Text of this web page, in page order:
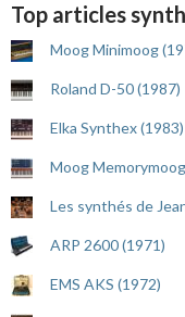
Top articles
Moog Minimoog
Roland D-50 (1987)
Elka Synthex (1983)
Moog
Les synthés de
ARP 2600 (1971)
EMS AKS (1972)